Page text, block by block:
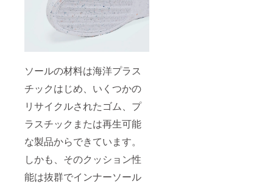
ソールの材料は海洋プラス
チックはじめ、いくつかの
リサイクルされたゴム、プ
ラスチックまたは再生可能
な製品からできています。
しかも、そのクッション性
能は抜群でインナーソール